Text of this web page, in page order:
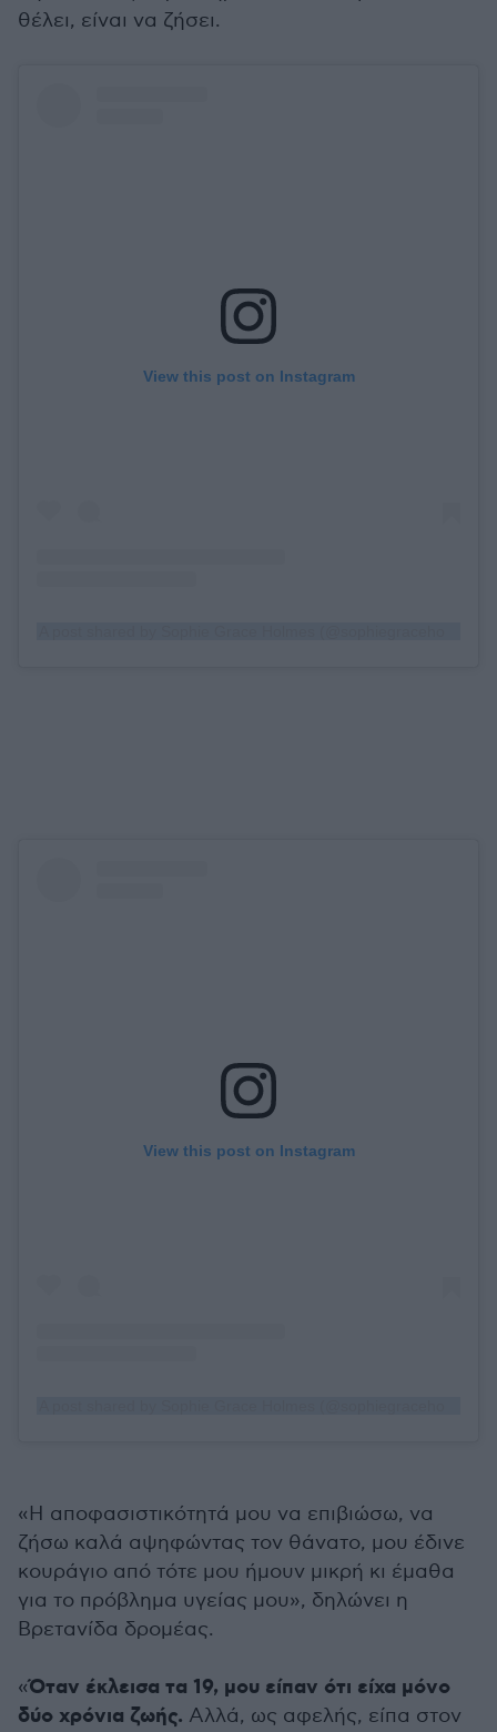
θέλει, είναι να ζήσει.
View this post on Instagram
View this post on Instagram
«Η αποφασιστικότητά μου να επιβιώσω, να
ζήσω καλά αψηφώντας τον θάνατο, μου έδινε
κουράγιο από τότε μου ήμουν μικρή κι έμαθα
για το πρόβλημα υγείας μου», δηλώνει η
Βρετανίδα δρομέας.
«Όταν έκλεισα τα 19, μου είπαν ότι είχα μόνο
δύο χρόνια ζωής. Αλλά, ως αφελής, είπα στον